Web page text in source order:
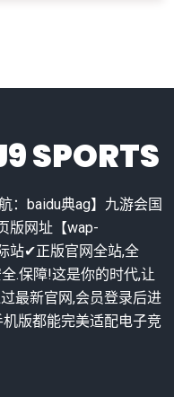
SPORTS
：baidu典ag】九游会国
版网址【wap-
站✔正版官网全站,全
.保障!这是你的时代,让
最新官网,会员登录后进
版都能完美适配电子竞